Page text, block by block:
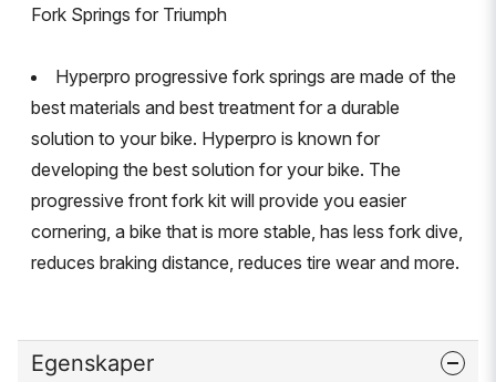
Fork Springs for Triumph
Hyperpro progressive fork springs are made of the
best materials and best treatment for a durable
solution to your bike. Hyperpro is known for
developing the best solution for your bike. The
progressive front fork kit will provide you easier
cornering, a bike that is more stable, has less fork dive,
reduces braking distance, reduces tire wear and more.
Egenskaper